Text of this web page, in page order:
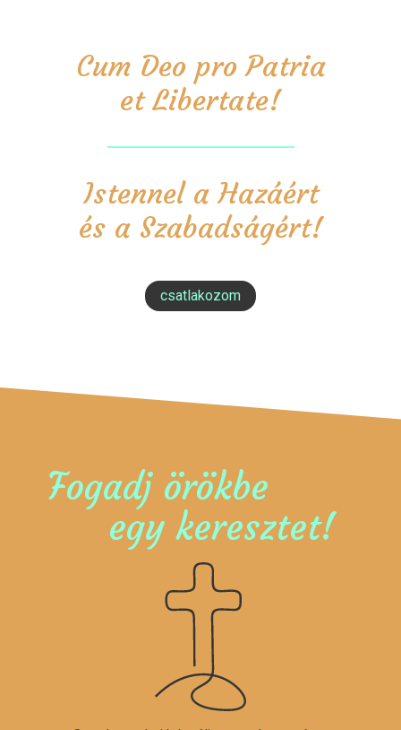
Cum Deo pro Patria
et Libertate!
Istennel a Hazáért
és a Szabadságért!
csatlakozom
Fogadj örökbe
egy keresztet!